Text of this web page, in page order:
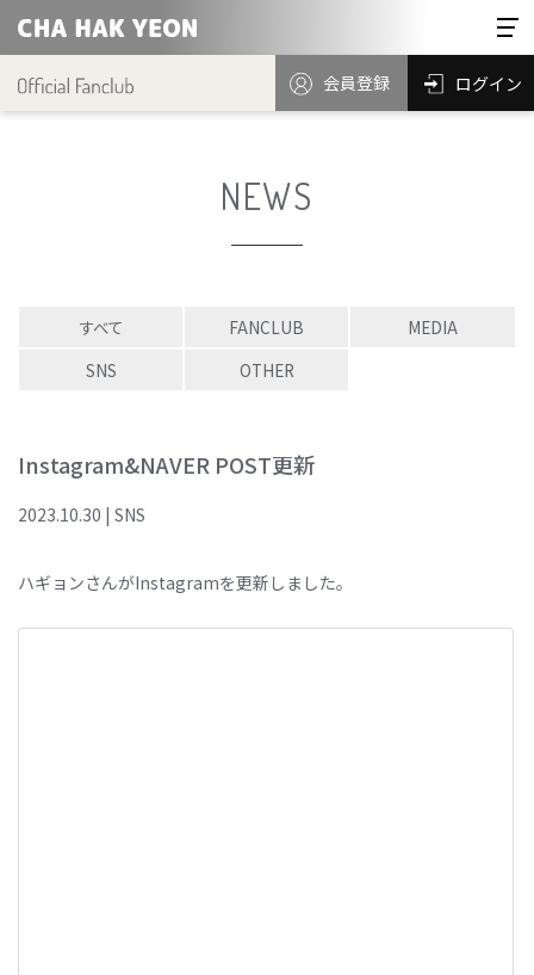
会員登録 ログイン
NEWS
すべて FANCLUB
MEDIA
SNS
OTHER
Instagram&NAVER POST更新
2023.10.30 | SNS
ハギョンさんがInstagramを更新しました。